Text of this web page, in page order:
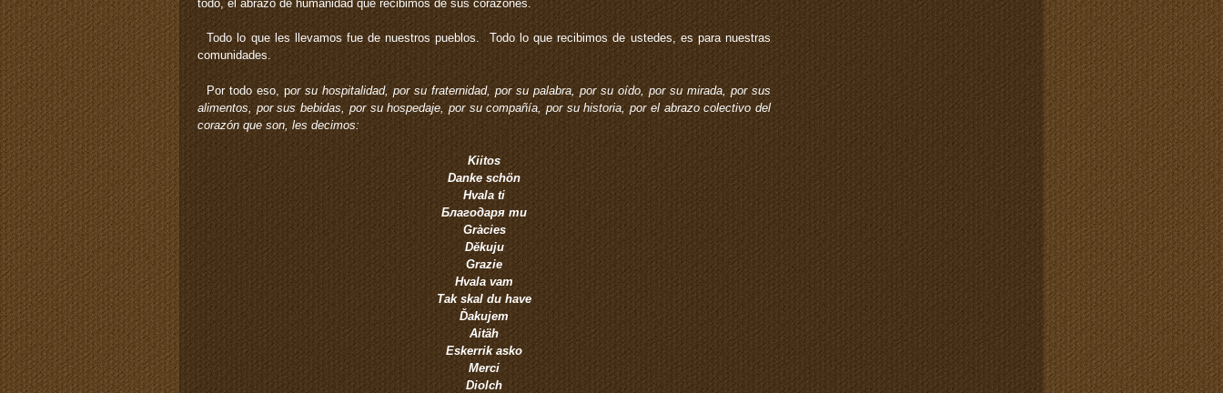
todo, el abrazo de humanidad que recibimos de sus corazones.
Todo lo que les llevamos fue de nuestros pueblos. Todo lo que recibimos de ustedes, es para nuestras
comunidades.
Por todo eso, por su hospitalidad, por su fraternidad, por su palabra, por su oído, por su mirada, por sus
alimentos, por sus bebidas, por su hospedaje, por su compañía, por su historia, por el abrazo colectivo del
corazón que son, les decimos:
Kiitos
Danke schön
Hvala ti
Благодаря ти
Gràcies
Děkuju
Grazie
Hvala vam
Tak skal du have
Ďakujem
Aitäh
Eskerrik asko
Merci
Diolch